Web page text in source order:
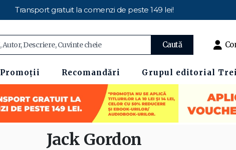
Transport gratuit la comenzi de peste 149 lei!
Caută
Promoții Recomandări Grupul editorial Trei
Jack Gordon